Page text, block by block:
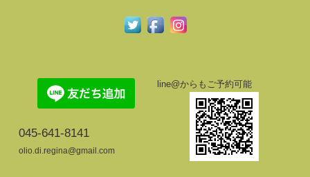
045-641-8141
olio.di.regina@gmail.com
line@からもご予約可能